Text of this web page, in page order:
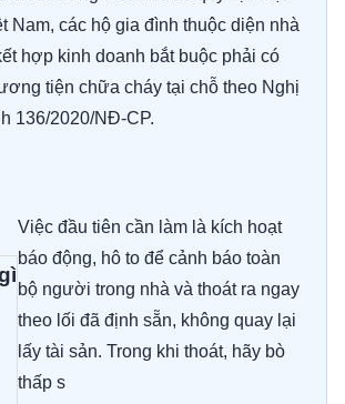
Nam, các hộ gia đình thuộc diện nhà
hợp kinh doanh bắt buộc phải có
tiện chữa cháy tại chỗ theo Nghị
136/2020/NĐ-CP.
Việc đầu tiên cần làm là kích hoạt
báo động, hô to để cảnh báo toàn
bộ người trong nhà và thoát ra ngay
theo lối đã định sẵn, không quay lại
lấy tài sản. Trong khi thoát, hãy bò
thấp s